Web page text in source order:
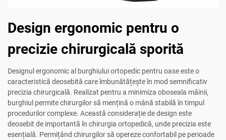
Design ergonomic pentru o
precizie chirurgicală sporită
Designul ergonomic al burghiului ortopedic pentru oase este o
caracteristică deosebită care îmbunătățește în mod semnificativ
precizia chirurgicală. Realizat pentru a minimiza oboseala mâinii,
burghiul permite chirurgilor să mențină o mână stabilă în timpul
procedurilor complexe. Această considerație de design este
deosebit de importantă în chirurgia ortopedică, unde precizia este
esențială. Permițând chirurgilor să opereze confortabil pe perioade